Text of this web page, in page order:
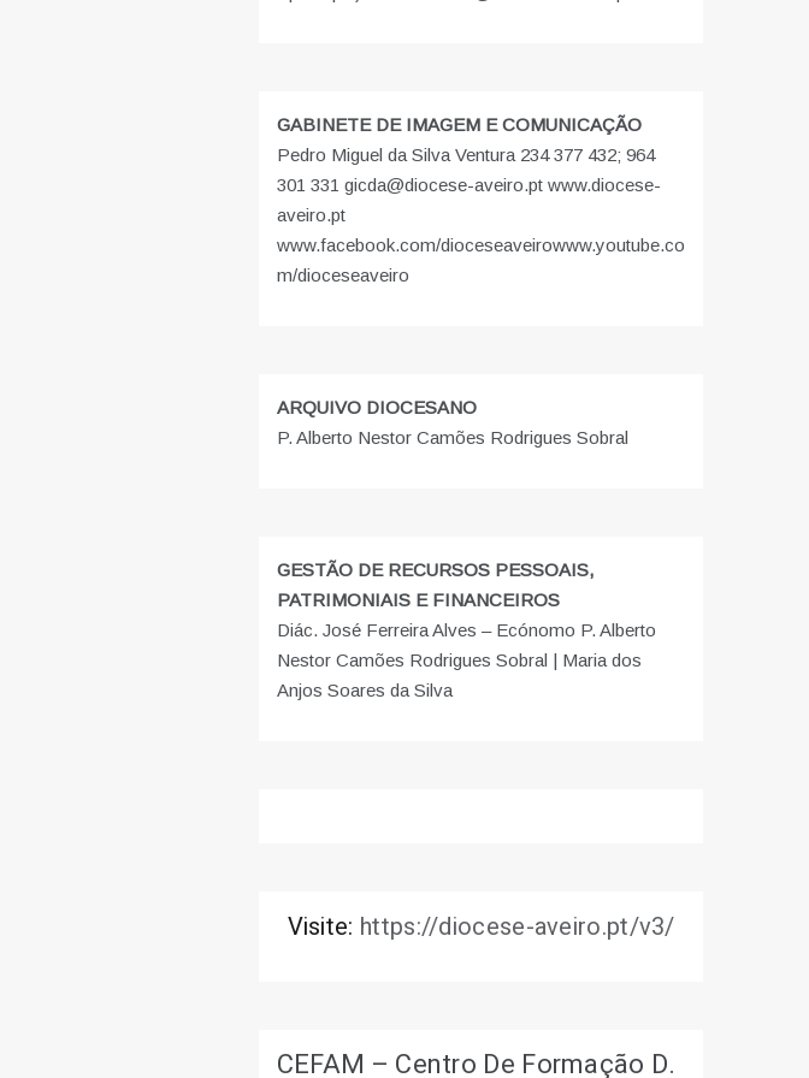
GABINETE DE IMAGEM E COMUNICAÇÃO
Pedro Miguel da Silva Ventura 234 377 432; 964
301 331 gicda@diocese-aveiro.pt www.diocese-
aveiro.pt
www.facebook.com/dioceseaveirowww.youtube.co
m/dioceseaveiro
ARQUIVO DIOCESANO
P. Alberto Nestor Camões Rodrigues Sobral
GESTÃO DE RECURSOS PESSOAIS,
PATRIMONIAIS E FINANCEIROS
Diác. José Ferreira Alves – Ecónomo P. Alberto
Nestor Camões Rodrigues Sobral | Maria dos
Anjos Soares da Silva
Visite: https://diocese-aveiro.pt/v3/
CEFAM – Centro De Formação D.